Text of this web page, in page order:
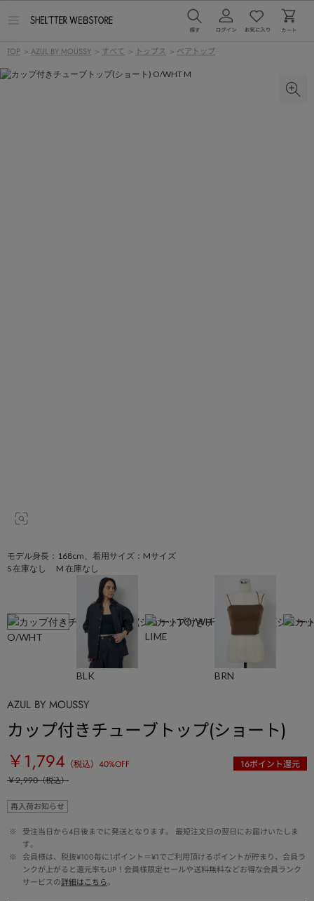
ー
開
TOP > AZUL BY MOUSSY > すべて > トップス > ベアトップ
モデル身長：168cm、着用サイズ：Mサイズ
S 在庫なし M 在庫なし
O/WHT
BLK
LIME
BRN
AZUL BY MOUSSY
カップ付きチューブトップ(ショート)
￥1,794 （税込） 40%OFF 16ポイント還元
￥2,990（税込）
再入荷お知らせ
※
受注当日から4日後までに発送となります。 最短注文日の翌日にお届けいたしま
す。
※
会員様は、税抜¥100毎に1ポイント＝¥1でご利用頂けるポイントが貯まり、会員ラ
ンクが上がると還元率もUP！会員様限定セールや送料無料などお得な会員ランク
サービスの詳細はこちら。